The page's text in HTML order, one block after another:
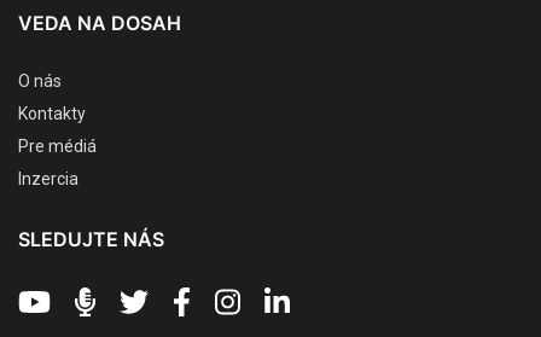
VEDA NA DOSAH
O nás
Kontakty
Pre médiá
Inzercia
SLEDUJTE NÁS